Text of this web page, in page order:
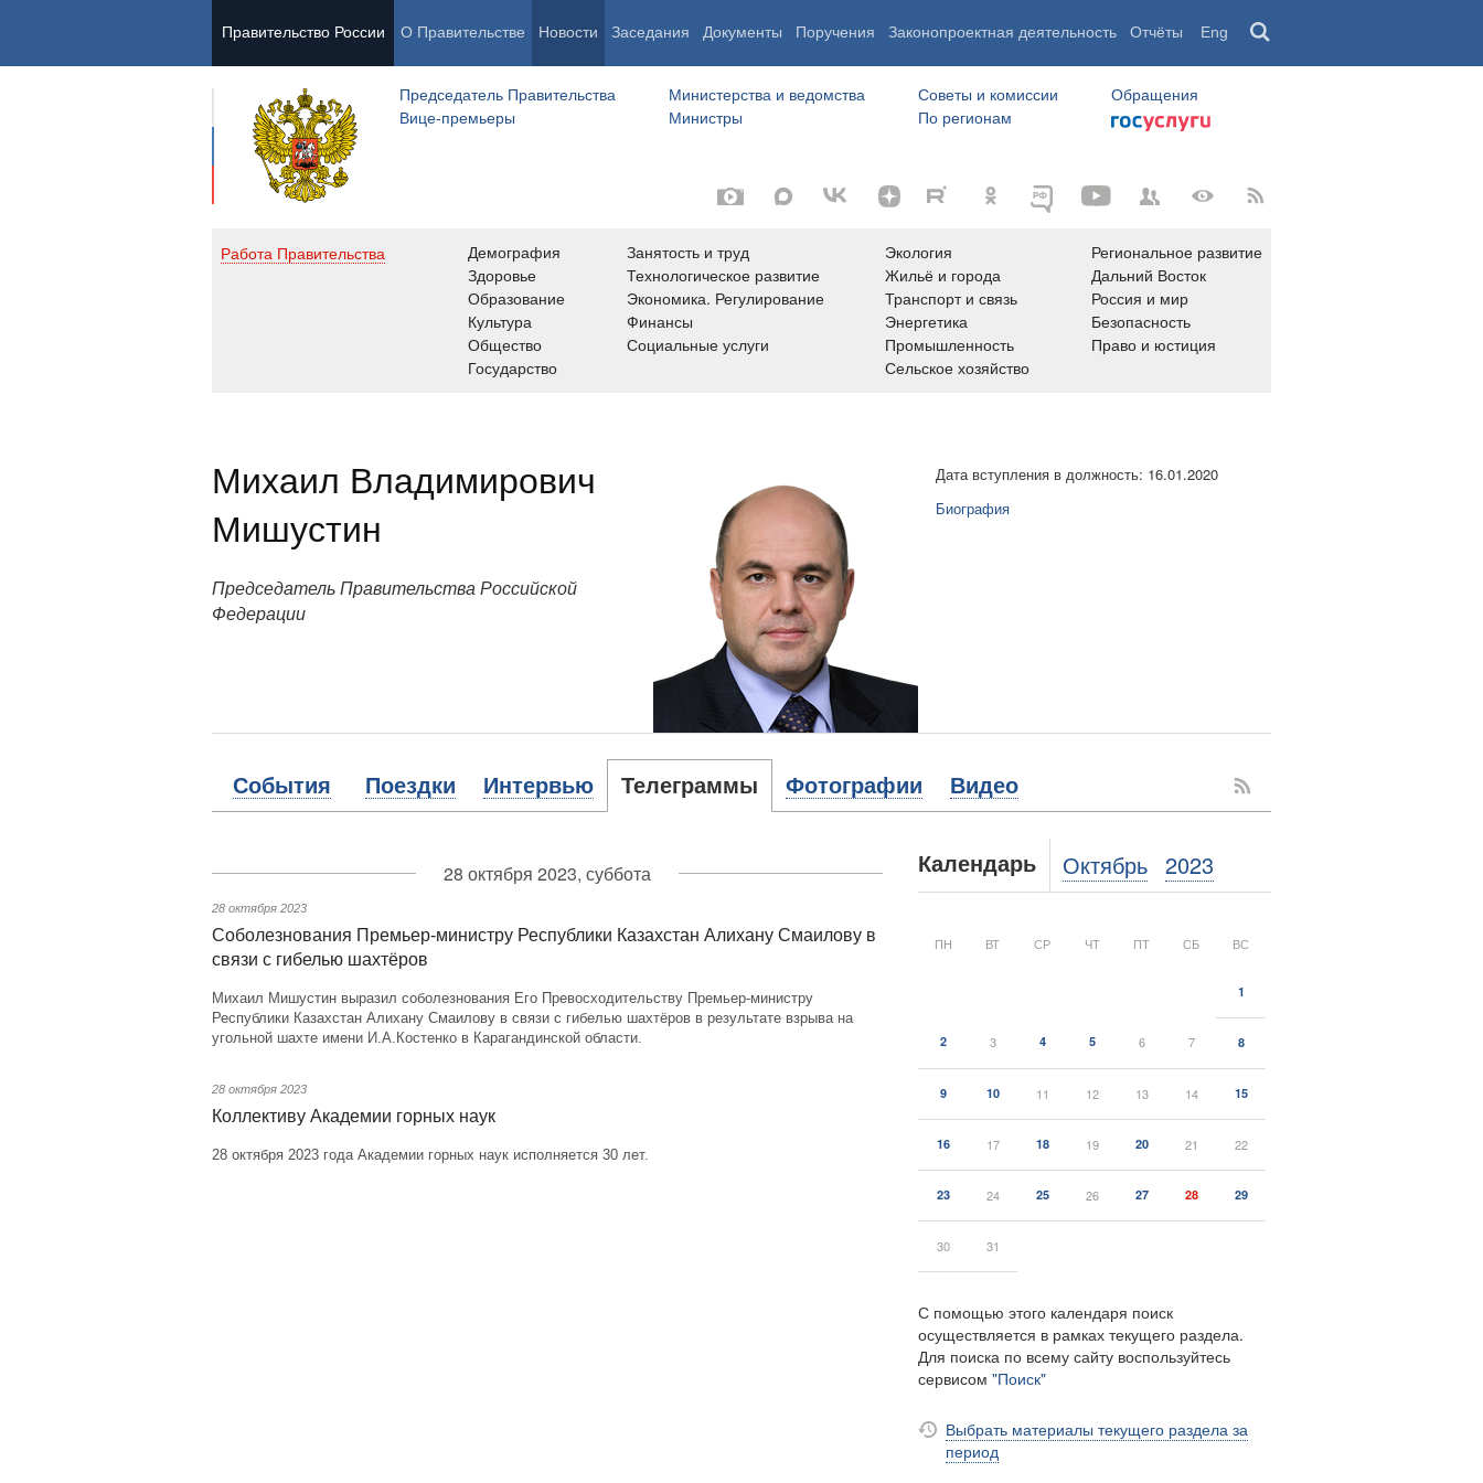
Правительство России О Правительстве Новости Заседания Документы Поручения Законопроектная деятельность Отчёты Eng
Председатель Правительства
Вице-премьеры
Министерства и ведомства
Министры
Советы и комиссии
По регионам
Обращения
Работа Правительства
Демография
Здоровье
Образование
Культура
Общество
Государство
Занятость и труд
Технологическое развитие
Экономика. Регулирование
Финансы
Социальные услуги
Экология
Жильё и города
Транспорт и связь
Энергетика
Промышленность
Сельское хозяйство
Региональное развитие
Дальний Восток
Россия и мир
Безопасность
Право и юстиция
Михаил Владимирович
Мишустин
Председатель Правительства Российской
Федерации
Дата вступления в должность: 16.01.2020
Биография
События Поездки Интервью Телеграммы Фотографии Видео
28 октября 2023, суббота
28 октября 2023
Соболезнования Премьер-министру Республики Казахстан Алихану Смаилову в
связи с гибелью шахтёров
Михаил Мишустин выразил соболезнования Его Превосходительству Премьер-министру
Республики Казахстан Алихану Смаилову в связи с гибелью шахтёров в результате взрыва на
угольной шахте имени И.А.Костенко в Карагандинской области.
28 октября 2023
Коллективу Академии горных наук
28 октября 2023 года Академии горных наук исполняется 30 лет.
Календарь Октябрь 2023
ПН ВТ СР ЧТ ПТ СБ ВС
1
2 3 4 5 6 7 8
9 10 11 12 13 14 15
16 17 18 19 20 21 22
23 24 25 26 27 28 29
30 31
С помощью этого календаря поиск
осуществляется в рамках текущего раздела.
Для поиска по всему сайту воспользуйтесь
сервисом "Поиск"
Выбрать материалы текущего раздела за
период